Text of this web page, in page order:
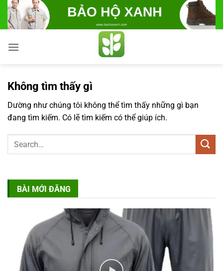
Bỏ
qua
nội
dung
Không tìm thấy gì
Dường như chúng tôi không thể tìm thấy những gì bạn
đang tìm kiếm. Có lẽ tìm kiếm có thể giúp ích.
BÀI MỚI ĐĂNG